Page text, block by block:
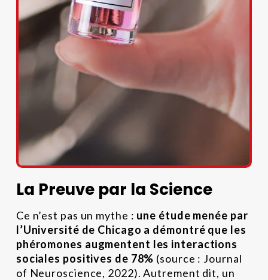
La Preuve par la Science
Ce n’est pas un mythe : une étude menée par
l’Université de Chicago a démontré que les
phéromones augmentent les interactions
sociales positives de 78% (source : Journal
of Neuroscience, 2022). Autrement dit, un